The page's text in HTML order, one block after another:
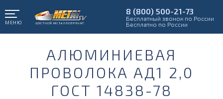
МЕНЮ
8 (800) 500-21-73
Бесплатный звонок по России
Бесплатно по России
АЛЮМИНИЕВАЯ
ПРОВОЛОКА АД1 2,0
ГОСТ 14838-78